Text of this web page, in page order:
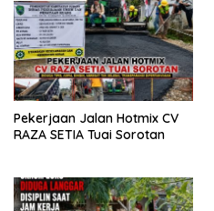
Pekerjaan Jalan Hotmix CV
RAZA SETIA Tuai Sorotan